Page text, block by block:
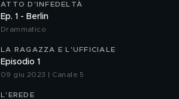
ATTO D'INFEDELTÀ
Ep. 1 - Berlin
Drammatico
LA RAGAZZA E L'UFFICIALE
Episodio 1
09 giu 2023 | Canale 5
L'EREDE